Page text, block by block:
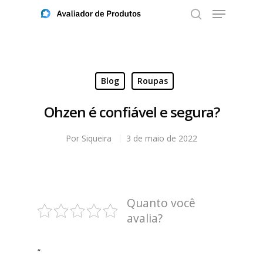
Aperte ENTER para buscar ou ESC para fechar
Blog Roupas
Ohzen é confiável e segura?
Por Siqueira 3 de maio de 2022
Quanto você
avalia?
”